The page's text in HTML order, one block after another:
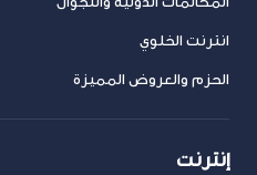
انترنت الخلوي
الحزم والعروض المميزة
إنترنت